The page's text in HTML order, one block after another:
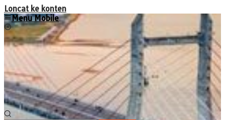
Loncat ke konten
Menu Mobile